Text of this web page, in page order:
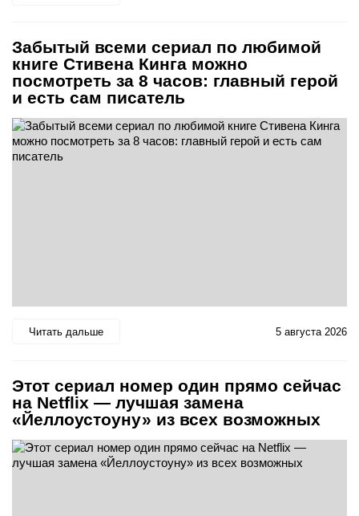
Забытый всеми сериал по любимой
книге Стивена Кинга можно
посмотреть за 8 часов: главный герой
и есть сам писатель
Читать дальше 5 августа 2026
Этот сериал номер один прямо сейчас
на Netflix — лучшая замена
«Йеллоустоуну» из всех возможных